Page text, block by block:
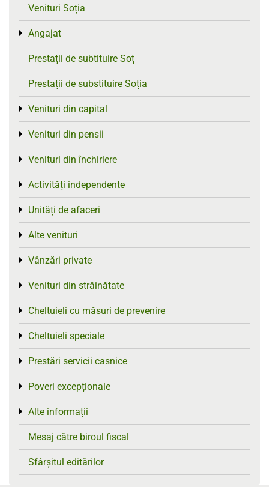
Venituri Soția
Angajat
Toggle menu
Prestații de subtituire Soț
Prestații de substituire Soția
Venituri din capital
Toggle menu
Venituri din pensii
Toggle menu
Venituri din închiriere
Toggle menu
Activități independente
Toggle menu
Unități de afaceri
Toggle menu
Alte venituri
Toggle menu
Vânzări private
Toggle menu
Venituri din străinătate
Toggle menu
Cheltuieli cu măsuri de prevenire
Toggle menu
Cheltuieli speciale
Toggle menu
Prestări servicii casnice
Toggle menu
Poveri excepționale
Toggle menu
Alte informații
Toggle menu
Mesaj către biroul fiscal
Sfârșitul editărilor